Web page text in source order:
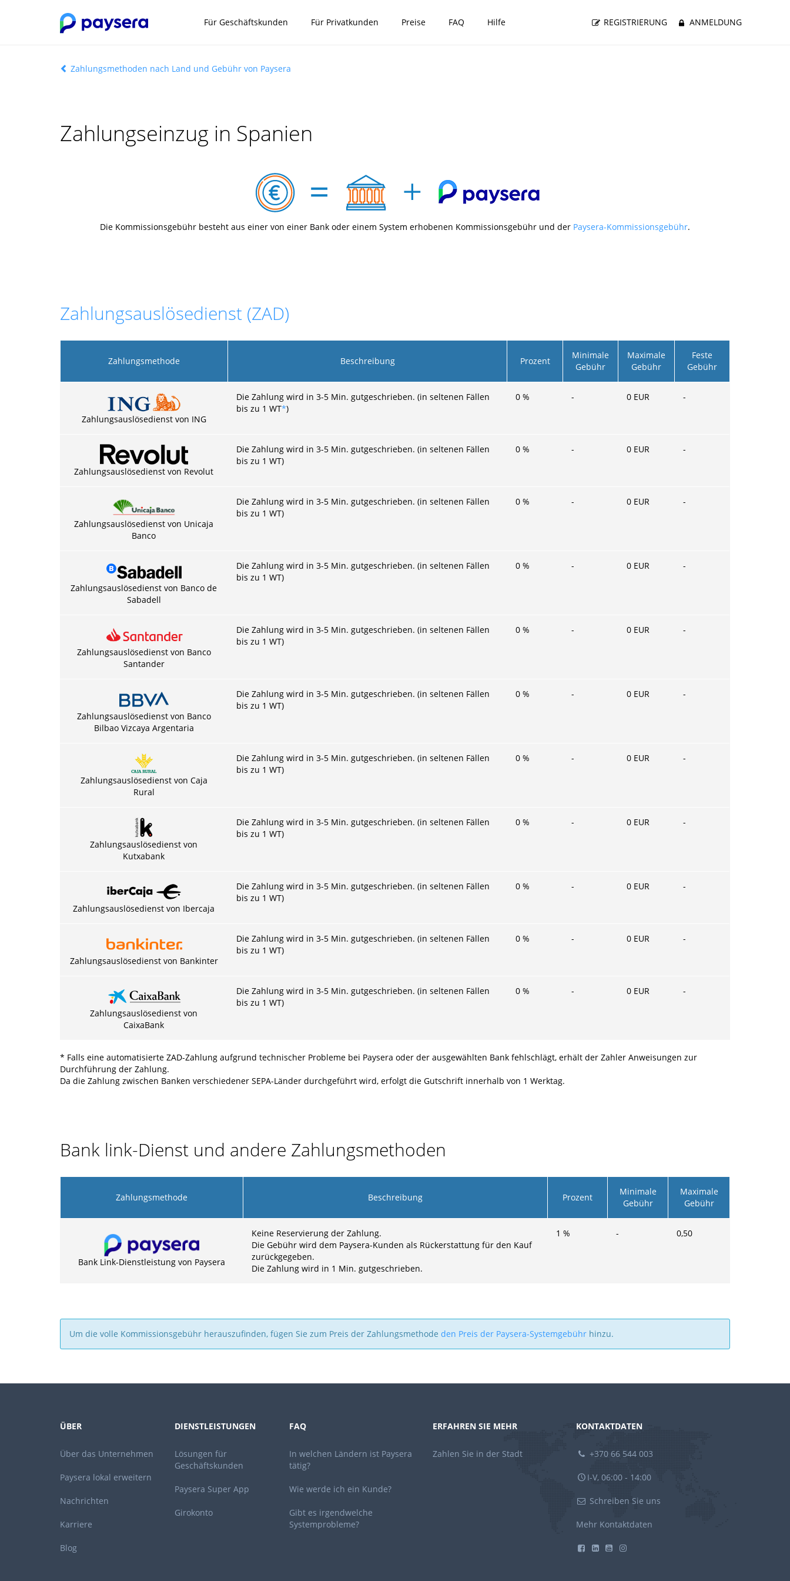
Für Geschäftskunden Für Privatkunden Preise FAQ Hilfe REGISTRIERUNG ANMELDUNG
Zahlungsmethoden nach Land und Gebühr von Paysera
Zahlungseinzug in Spanien
Die Kommissionsgebühr besteht aus einer von einer Bank oder einem System erhobenen Kommissionsgebühr und der Paysera-Kommissionsgebühr.
Zahlungsauslösedienst (ZAD)
Zahlungsmethode Beschreibung Prozent
Minimale
Gebühr
Maximale
Gebühr
Feste
Gebühr
Zahlungsauslösedienst von ING
Die Zahlung wird in 3-5 Min. gutgeschrieben. (in seltenen Fällen
bis zu 1 WT*)
0 % - 0 EUR -
Zahlungsauslösedienst von Revolut
Die Zahlung wird in 3-5 Min. gutgeschrieben. (in seltenen Fällen
bis zu 1 WT)
0 % - 0 EUR -
Zahlungsauslösedienst von Unicaja
Banco
Die Zahlung wird in 3-5 Min. gutgeschrieben. (in seltenen Fällen
bis zu 1 WT)
0 % - 0 EUR -
Zahlungsauslösedienst von Banco de
Sabadell
Die Zahlung wird in 3-5 Min. gutgeschrieben. (in seltenen Fällen
bis zu 1 WT)
0 % - 0 EUR -
Zahlungsauslösedienst von Banco
Santander
Die Zahlung wird in 3-5 Min. gutgeschrieben. (in seltenen Fällen
bis zu 1 WT)
0 % - 0 EUR -
Zahlungsauslösedienst von Banco
Bilbao Vizcaya Argentaria
Die Zahlung wird in 3-5 Min. gutgeschrieben. (in seltenen Fällen
bis zu 1 WT)
0 % - 0 EUR -
Zahlungsauslösedienst von Caja
Rural
Die Zahlung wird in 3-5 Min. gutgeschrieben. (in seltenen Fällen
bis zu 1 WT)
0 % - 0 EUR -
Zahlungsauslösedienst von
Kutxabank
Die Zahlung wird in 3-5 Min. gutgeschrieben. (in seltenen Fällen
bis zu 1 WT)
0 % - 0 EUR -
Zahlungsauslösedienst von Ibercaja
Die Zahlung wird in 3-5 Min. gutgeschrieben. (in seltenen Fällen
bis zu 1 WT)
0 % - 0 EUR -
Zahlungsauslösedienst von Bankinter
Die Zahlung wird in 3-5 Min. gutgeschrieben. (in seltenen Fällen
bis zu 1 WT)
0 % - 0 EUR -
Zahlungsauslösedienst von
CaixaBank
Die Zahlung wird in 3-5 Min. gutgeschrieben. (in seltenen Fällen
bis zu 1 WT)
0 % - 0 EUR -
* Falls eine automatisierte ZAD-Zahlung aufgrund technischer Probleme bei Paysera oder der ausgewählten Bank fehlschlägt, erhält der Zahler Anweisungen zur
Durchführung der Zahlung.
Da die Zahlung zwischen Banken verschiedener SEPA-Länder durchgeführt wird, erfolgt die Gutschrift innerhalb von 1 Werktag.
Bank link-Dienst und andere Zahlungsmethoden
Zahlungsmethode Beschreibung Prozent
Minimale
Gebühr
Maximale
Gebühr
Bank Link-Dienstleistung von Paysera
Keine Reservierung der Zahlung.
Die Gebühr wird dem Paysera-Kunden als Rückerstattung für den Kauf
zurückgegeben.
Die Zahlung wird in 1 Min. gutgeschrieben.
1 % - 0,50
Um die volle Kommissionsgebühr herauszufinden, fügen Sie zum Preis der Zahlungsmethode den Preis der Paysera-Systemgebühr hinzu.
ÜBER
Über das Unternehmen
Paysera lokal erweitern
Nachrichten
Karriere
Blog
DIENSTLEISTUNGEN
Lösungen für
Geschäftskunden
Paysera Super App
Girokonto
FAQ
In welchen Ländern ist Paysera
tätig?
Wie werde ich ein Kunde?
Gibt es irgendwelche
Systemprobleme?
ERFAHREN SIE MEHR
Zahlen Sie in der Stadt
KONTAKTDATEN
+370 66 544 003
I-V, 06:00 - 14:00
Schreiben Sie uns
Mehr Kontaktdaten